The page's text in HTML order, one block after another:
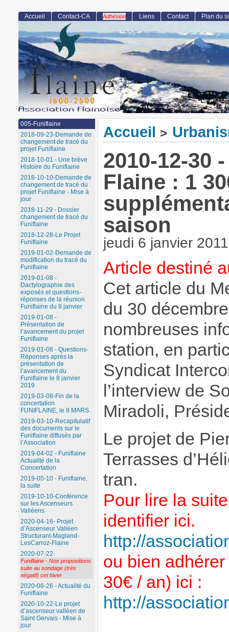
Accueil >
2010-12-30
Flaine : 1
saison
jeudi 6 janvier 2011
Article destiné
Cet article du
du 30
nombreuses
station, en
Syndicat
l’interview de
Miradoli,
Le projet de
Terrasses
tran.
Pour lire la
identifier ici.
http://
ou bien adhérer
30€ / an) ici :
http://
Accueil Contact-CA Adhésion Liens Contact Plan du
005-Funiflaine
2018-09-23-Demande de
changement de tracé du
projet Funiflaine
2018-10-01 - Une brève
Histoire du Funiflaine
2018-10-10-Demande de
changement de tracé du
projet Funiflaine - Mise à
jour
2018-11-29 - Dossier
changement de tracé du
Funiflaine
2018-12-28-Le Projet
Funiflaine
2019-01-02-Demande de
modification du tracé du
Funiflaine
2019-01-08 -
Dactylographie des
exposés et questions-
réponses de la réunion
Funiflaine du 8 janvier
2019-01-08 -
Présentation de
l’avancement du projet
Funiflaine
2019-01-08 - Questions-
Réponses après la
présentation de
l’avancement du
Funiflaine le 8 janvier
2019
2019-03-08-Fin de la
concertation
FUNIFLAINE, le 8 MARS.
2019-03-10-Recapitulatif
des documents sur le
Funiflaine diffusés par
l’Association
2019-04-02 - Funiflaine
Actualité de la
Concertation
2019-05-10 - Funiflaine,
la suite
2019-10-10-Conférence
sur les Ascenseurs
Valléens
2020-04-16- Projet
d’Ascenseur Valléen
Structurant-Magland-
LesCarroz-Flaine
2020-07-22-
Funiflaine - Nos propositions
suite au sondage (très
négatif) cet hiver
2020-08-26 - Actualité du
Funiflaine
2020-10-22-Le projet
d’ascenseur valléen de
Saint Gervais - Mise à
jour